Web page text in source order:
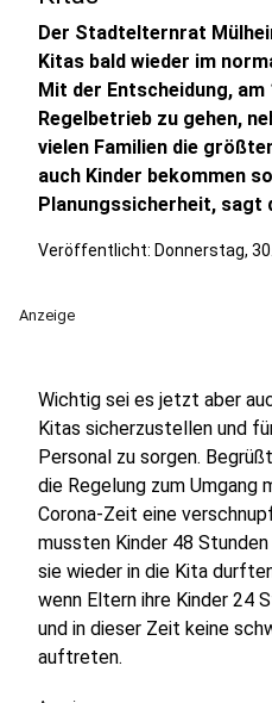
Der Stadtelternrat
Kitas bald wieder im
Mit der Entscheidung,
Regelbetrieb zu gehen,
vielen Familien die
auch Kinder bekommen
Planungssicherheit, sagt
Veröffentlicht: Donnerstag,
Anzeige
Wichtig sei es jetzt aber
Kitas sicherzustellen und
Personal zu sorgen.
die Regelung zum Umgang
Corona-Zeit eine
mussten Kinder 48
sie wieder in die Kita
wenn Eltern ihre Kinder 24
und in dieser Zeit keine
auftreten.